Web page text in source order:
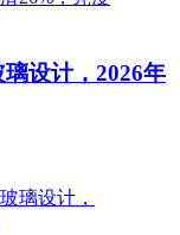
设计，2026年